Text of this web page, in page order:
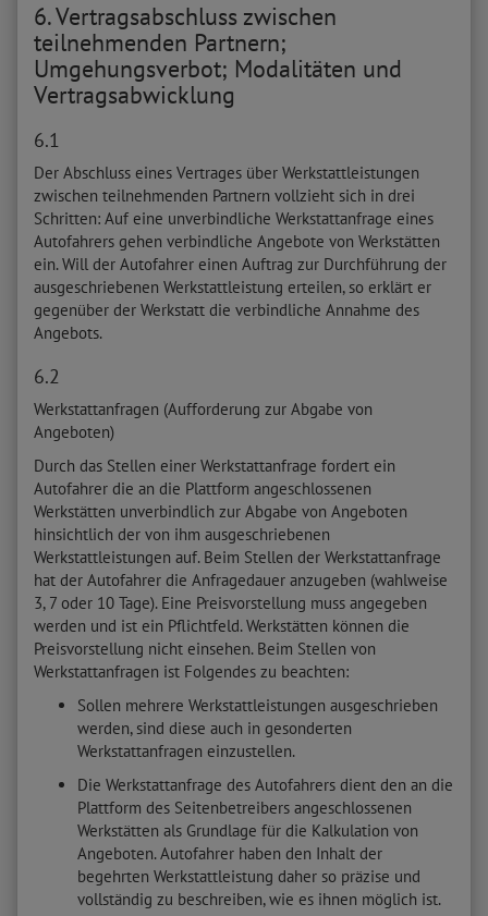
6. Vertragsabschluss zwischen
teilnehmenden Partnern;
Umgehungsverbot; Modalitäten und
Vertragsabwicklung
6.1
Der Abschluss eines Vertrages über Werkstattleistungen
zwischen teilnehmenden Partnern vollzieht sich in drei
Schritten: Auf eine unverbindliche Werkstattanfrage eines
Autofahrers gehen verbindliche Angebote von Werkstätten
ein. Will der Autofahrer einen Auftrag zur Durchführung der
ausgeschriebenen Werkstattleistung erteilen, so erklärt er
gegenüber der Werkstatt die verbindliche Annahme des
Angebots.
6.2
Werkstattanfragen (Aufforderung zur Abgabe von
Angeboten)
Durch das Stellen einer Werkstattanfrage fordert ein
Autofahrer die an die Plattform angeschlossenen
Werkstätten unverbindlich zur Abgabe von Angeboten
hinsichtlich der von ihm ausgeschriebenen
Werkstattleistungen auf. Beim Stellen der Werkstattanfrage
hat der Autofahrer die Anfragedauer anzugeben (wahlweise
3, 7 oder 10 Tage). Eine Preisvorstellung muss angegeben
werden und ist ein Pflichtfeld. Werkstätten können die
Preisvorstellung nicht einsehen. Beim Stellen von
Werkstattanfragen ist Folgendes zu beachten:
Sollen mehrere Werkstattleistungen ausgeschrieben
werden, sind diese auch in gesonderten
Werkstattanfragen einzustellen.
Die Werkstattanfrage des Autofahrers dient den an die
Plattform des Seitenbetreibers angeschlossenen
Werkstätten als Grundlage für die Kalkulation von
Angeboten. Autofahrer haben den Inhalt der
begehrten Werkstattleistung daher so präzise und
vollständig zu beschreiben, wie es ihnen möglich ist.